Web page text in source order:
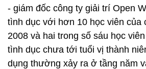
- giám đốc công ty giải trí Open
tình dục với hơn 10 học viên của
2008 và hai trong số sáu học
tình dục chưa tới tuổi vị thành
dụng thường xảy ra ở tầng năm